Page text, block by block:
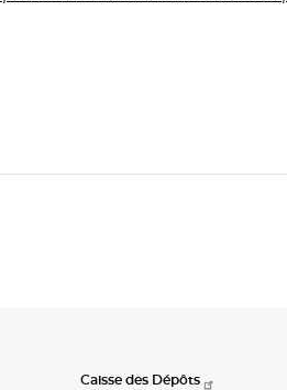
Caisse des Dépôts